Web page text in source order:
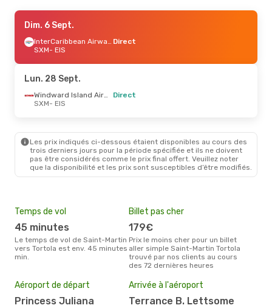
Ven. 18 Sept.
Hahn Air Technologies Direct
SXM- EIS
EIS- SXM
Lun. 7 Sept.- Ven. 11 Sept.
- SXM
Dim. 6 Sept.
InterCaribbean Airways Direct
SXM- EIS
Lun. 28 Sept.
Windward Island Airways
Direct
SXM- EIS
Les prix indiqués ci-dessous étaient disponibles au cours des
trois derniers jours pour la période spécifiée et ils ne doivent
pas être considérés comme le prix final offert. Veuillez noter
que la disponibilité et les prix sont susceptibles d’être modifiés.
Temps de vol
45 minutes
Le temps de vol de Saint-Martin
vers Tortola est env. 45 minutes
min.
Billet pas cher
179€
Prix le moins cher pour un billet
aller simple Saint-Martin Tortola
trouvé par nos clients au cours
des 72 dernières heures
Aéroport de départ
Princess Juliana
Arrivée à l'aéroport
Terrance B. Lettsome